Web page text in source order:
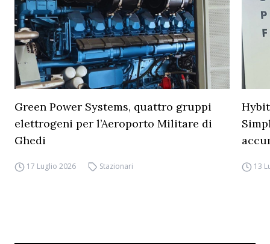
Green Power Systems, quattro gruppi
elettrogeni per l’Aeroporto Militare di
Ghedi
17 Luglio 2026 Stazionari 13